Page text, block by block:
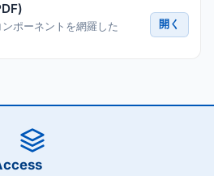
ポーネントを網羅した
開く